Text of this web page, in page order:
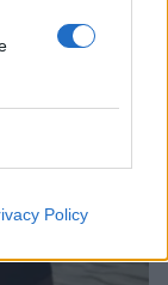
Policy